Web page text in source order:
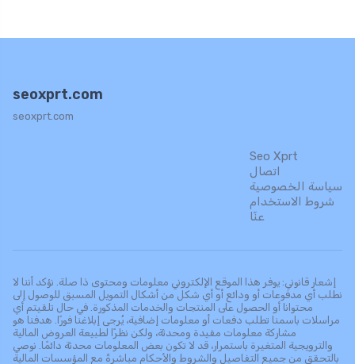
seoxprt.com
seoxprt.com
Seo Xprt
اتصال
سياسة الخصوصية
شروط الاستخدام
عنّا
إشعار قانوني: يوفر هذا الموقع الإلكتروني معلومات ومحتوى ذا صلة. نؤكد أننا لا
نطلب أي مدفوعات أو ودائع أو أي شكل من أشكال التمويل المسبق للوصول إلى
محتوانا أو الحصول على المنتجات والخدمات المذكورة. في حال تلقيتم أي
مراسلات باسمنا تطلب دفعات أو معلومات إضافية، يُرجى إبلاغنا فورًا. هدفنا هو
مشاركة معلومات مفيدة ومحدثة، ولكن نظرًا لطبيعة العروض المالية
والترويجية المتغيرة باستمرار، قد لا تكون بعض المعلومات محدثة دائمًا. نوصي
بالتحقق من جميع التفاصيل والشروط والأحكام مباشرةً مع المؤسسات المالية